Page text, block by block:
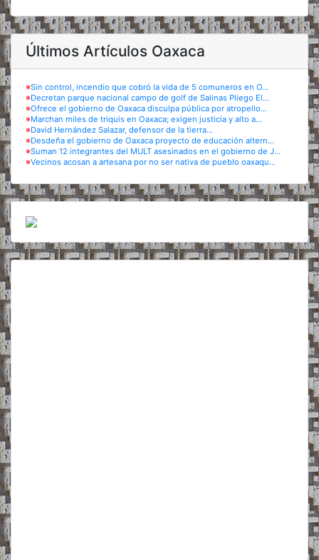
Últimos Artículos Oaxaca
※Sin control, incendio que cobró la vida de 5 comuneros en O...
※Decretan parque nacional campo de golf de Salinas Pliego El...
※Ofrece el gobierno de Oaxaca disculpa pública por atropello...
※Marchan miles de triquis en Oaxaca; exigen justicia y alto a...
※David Hernández Salazar, defensor de la tierra...
※Desdeña el gobierno de Oaxaca proyecto de educación altern...
※Suman 12 integrantes del MULT asesinados en el gobierno de J...
※Vecinos acosan a artesana por no ser nativa de pueblo oaxaqu...